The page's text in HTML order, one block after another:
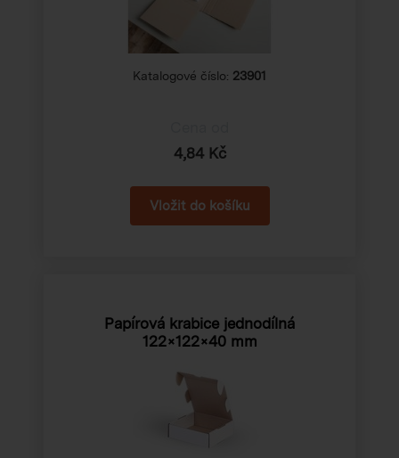
Katalogové číslo: 23901
4,84 Kč
Papírová krabice jednodílná
122×122×40 mm